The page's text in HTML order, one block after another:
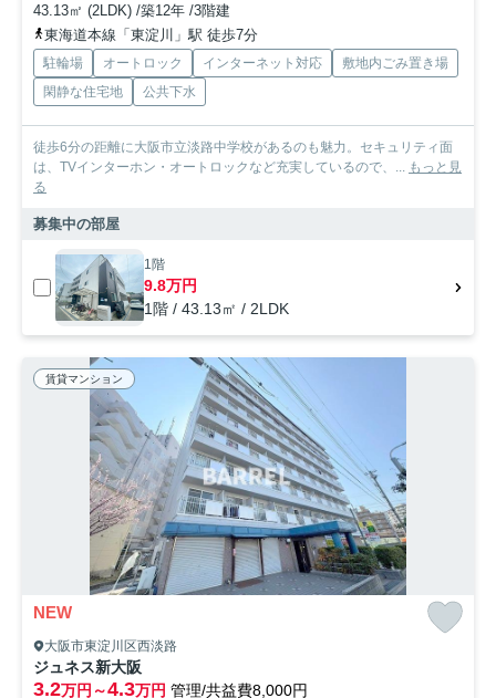
43.13㎡ (2LDK) /築12年 /3階建
東海道本線「東淀川」駅 徒歩7分
駐輪場 オートロック インターネット対応
敷地内ごみ置き場
閑静な住宅地
公共下水
徒歩6分の距離に大阪市立淡路中学校があるのも魅力。セキュリティ面
は、TVインターホン・オートロックなど充実しているので、... もっと見
る
募集中の部屋
1階
9.8万円
1階 / 43.13㎡ / 2LDK
賃貸マンション
NEW
大阪市東淀川区西淡路
ジュネス新大阪
3.2万円～4.3万円 管理/共益費8,000円